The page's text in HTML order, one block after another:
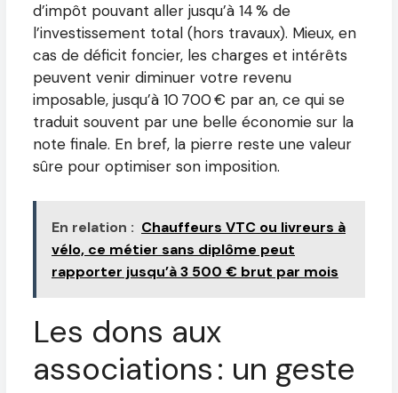
d’impôt pouvant aller jusqu’à 14 % de
l’investissement total (hors travaux). Mieux, en
cas de déficit foncier, les charges et intérêts
peuvent venir diminuer votre revenu
imposable, jusqu’à 10 700 € par an, ce qui se
traduit souvent par une belle économie sur la
note finale. En bref, la pierre reste une valeur
sûre pour optimiser son imposition.
En relation : Chauffeurs VTC ou livreurs à
vélo, ce métier sans diplôme peut
rapporter jusqu’à 3 500 € brut par mois
Les dons aux
associations : un geste